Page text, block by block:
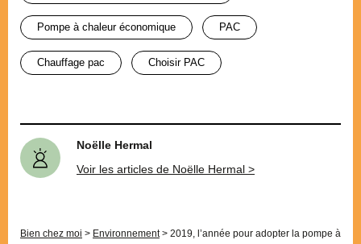
pompe à chaleur économique PAC
chauffage pac choisir PAC
Noëlle Hermal
Voir les articles de Noëlle Hermal >
Bien chez moi > Environnement> 2019, l’année pour adopter la pompe à